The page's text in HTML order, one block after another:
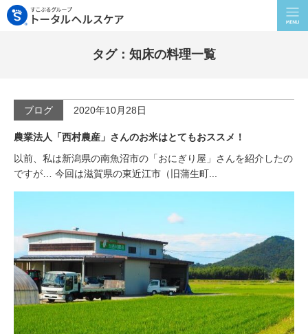
タグ：知床の料理一覧
ブログ 2020年10月28日
農業法人「西村農産」さんのお米はとてもおススメ！
以前、私は新潟県の南魚沼市の「おにぎり屋」さんを紹介したの
ですが… 今回は滋賀県の東近江市（旧蒲生町...